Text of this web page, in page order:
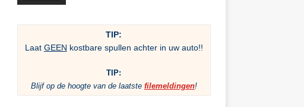
TIP:
Laat GEEN kostbare spullen achter in uw auto!!
TIP:
Blijf op de hoogte van de laatste filemeldingen!